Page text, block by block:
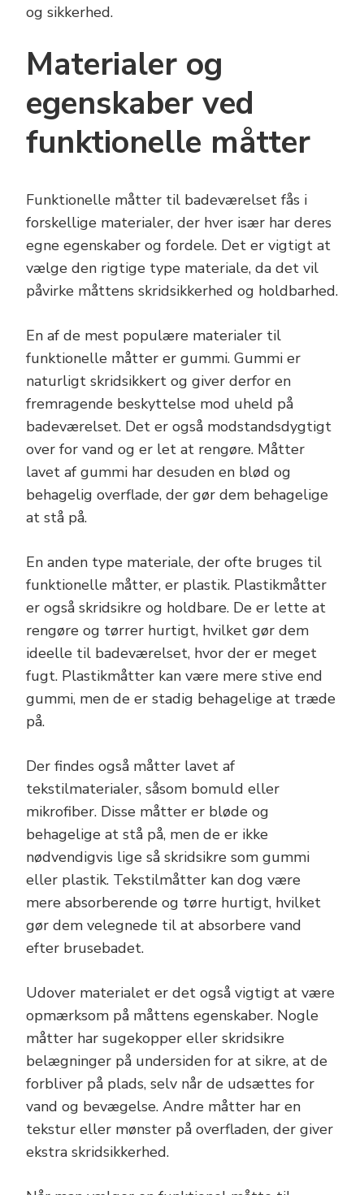
og sikkerhed.
Materialer og
egenskaber ved
funktionelle måtter
Funktionelle måtter til badeværelset fås i
forskellige materialer, der hver især har deres
egne egenskaber og fordele. Det er vigtigt at
vælge den rigtige type materiale, da det vil
påvirke måttens skridsikkerhed og holdbarhed.
En af de mest populære materialer til
funktionelle måtter er gummi. Gummi er
naturligt skridsikkert og giver derfor en
fremragende beskyttelse mod uheld på
badeværelset. Det er også modstandsdygtigt
over for vand og er let at rengøre. Måtter
lavet af gummi har desuden en blød og
behagelig overflade, der gør dem behagelige
at stå på.
En anden type materiale, der ofte bruges til
funktionelle måtter, er plastik. Plastikmåtter
er også skridsikre og holdbare. De er lette at
rengøre og tørrer hurtigt, hvilket gør dem
ideelle til badeværelset, hvor der er meget
fugt. Plastikmåtter kan være mere stive end
gummi, men de er stadig behagelige at træde
på.
Der findes også måtter lavet af
tekstilmaterialer, såsom bomuld eller
mikrofiber. Disse måtter er bløde og
behagelige at stå på, men de er ikke
nødvendigvis lige så skridsikre som gummi
eller plastik. Tekstilmåtter kan dog være
mere absorberende og tørre hurtigt, hvilket
gør dem velegnede til at absorbere vand
efter brusebadet.
Udover materialet er det også vigtigt at være
opmærksom på måttens egenskaber. Nogle
måtter har sugekopper eller skridsikre
belægninger på undersiden for at sikre, at de
forbliver på plads, selv når de udsættes for
vand og bevægelse. Andre måtter har en
tekstur eller mønster på overfladen, der giver
ekstra skridsikkerhed.